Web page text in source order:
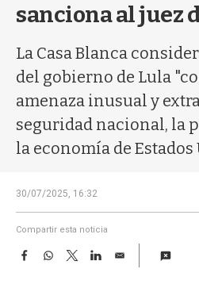
sanciona al juez
La Casa Blanca
del gobierno de Lula
amenaza inusual y
seguridad nacional, la
la economía de Estados
30/07/2025, 16:32
Compartir esta noticia
F
W
T
w
L
E